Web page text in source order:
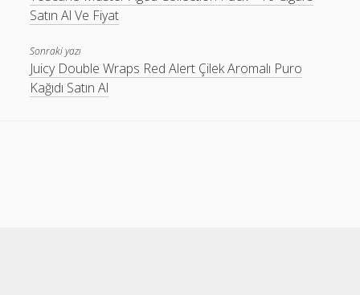
Satın Al Ve Fiyat
Sonraki yazı
Juicy Double Wraps Red Alert Çilek Aromalı Puro
Kağıdı Satın Al